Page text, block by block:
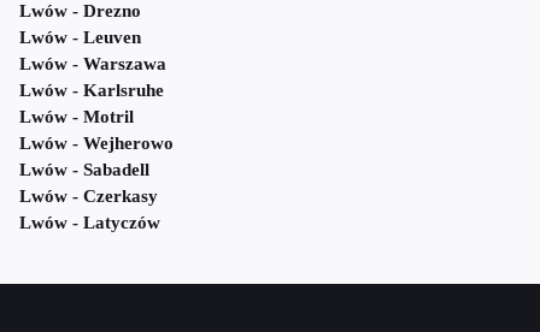
Lwów - Drezno
Lwów - Leuven
Lwów - Warszawa
Lwów - Karlsruhe
Lwów - Motril
Lwów - Wejherowo
Lwów - Sabadell
Lwów - Czerkasy
Lwów - Latyczów